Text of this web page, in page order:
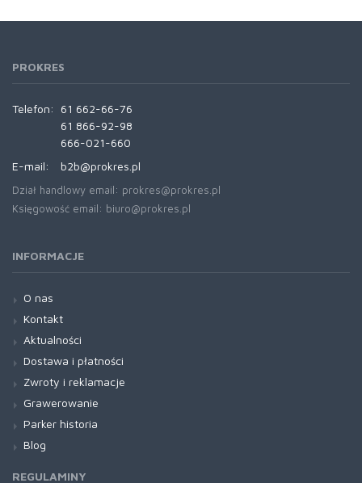
PROKRES
Telefon:
61 662-66-76
61 866-92-98
666-021-660
E-mail:
b2b@prokres.pl
Dział handlowy email: prokres@prokres.pl
Księgowość email: biuro@prokres.pl
INFORMACJE
O nas
Kontakt
Aktualności
Dostawa i płatności
Zwroty i reklamacje
Grawerowanie
Parker historia
Blog
REGULAMINY